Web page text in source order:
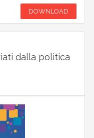
DOWNLOAD
dalla politica